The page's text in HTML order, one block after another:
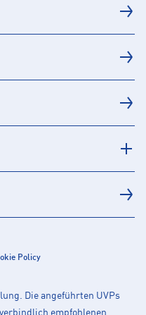
Policy
Die angeführten UVPs
empfohlenen